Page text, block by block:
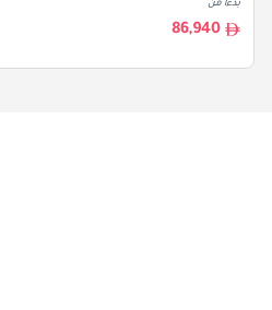
بدءا من
86,940